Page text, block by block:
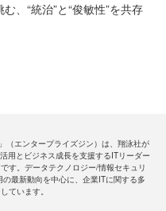
、“統治”と“俊敏性”を共存
（エンタープライズジン）は、翔泳社が
用とビジネス成長を支援するITリーダー
す。データテクノロジー/情報セキュリ
の最新動向を中心に、企業ITに関する多
ています。